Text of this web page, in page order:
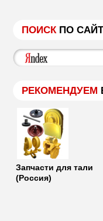
ПОИСК ПО
РЕКОМЕНДУЕМ
Запчасти для тали
(Россия)